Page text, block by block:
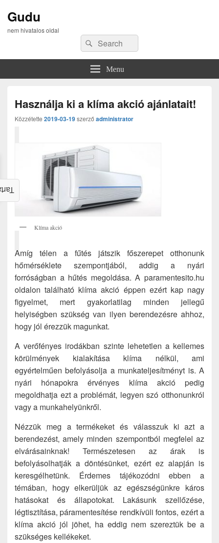
Gudu
nem hivatalos oldal
Search
for:
Search
Menu
Használja ki a klíma akció ajánlatait!
Közzétette 2019-03-19szerző administrator
Klíma akció
Amíg télen a fűtés játszik főszerepet otthonunk
hőmérséklete szempontjából, addig a nyári
forróságban a hűtés megoldása. A paramentesito.hu
oldalon található klíma akció éppen ezért kap nagy
figyelmet, mert gyakorlatilag minden jellegű
helyiségben szükség van ilyen berendezésre ahhoz,
hogy jól érezzük magunkat.
A verőfényes irodákban szinte lehetetlen a kellemes
körülmények kialakítása klíma nélkül, ami
egyértelműen befolyásolja a munkateljesítményt is. A
nyári hónapokra érvényes klíma akció pedig
megoldhatja ezt a problémát, legyen szó otthonunkról
vagy a munkahelyünkről.
Nézzük meg a termékeket és válasszuk ki azt a
berendezést, amely minden szempontból megfelel az
elvárásainknak! Természetesen az árak is
befolyásolhatják a döntésünket, ezért ez alapján is
keresgélhetünk. Érdemes tájékozódni ebben a
témában, hogy elkerüljük az egészségünkre káros
hatásokat és állapotokat. Lakásunk szellőzése,
légtisztítása, páramentesítése rendkívüli fontos, ezért a
klíma akció jól jöhet, ha eddig nem szereztük be a
szükséges kellékeket.